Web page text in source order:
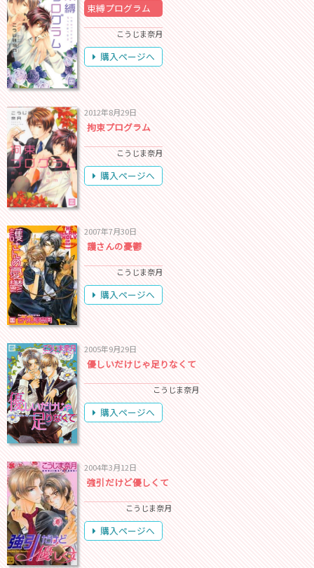
束縛プログラム
こうじま奈月
購入ページへ
2012年8月29日
拘束プログラム
こうじま奈月
購入ページへ
2007年7月30日
護さんの憂鬱
こうじま奈月
購入ページへ
2005年9月29日
優しいだけじゃ足りなくて
こうじま奈月
購入ページへ
2004年3月12日
強引だけど優しくて
こうじま奈月
購入ページへ